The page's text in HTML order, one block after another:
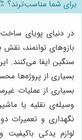
برای شما مناسب‌ترند؟
در دنیای پویای
بازوهای توانمند،
سنگین ایفا می‌کنند.
بسیاری از پروژه‌ها
بسیاری از عملیات
وسیله‌ی نقلیه یا
نگهداری و تعمیرات
لوازم یدکی